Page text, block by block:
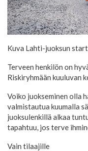
Kuva Lahti-juoksun
Terveen henkilön on
Riskiryhmään kuuluvan
Voiko juokseminen olla
valmistautua kuumalla
juoksulenkillä alkaa
tapahtuu, jos terve
Vain tilaajille